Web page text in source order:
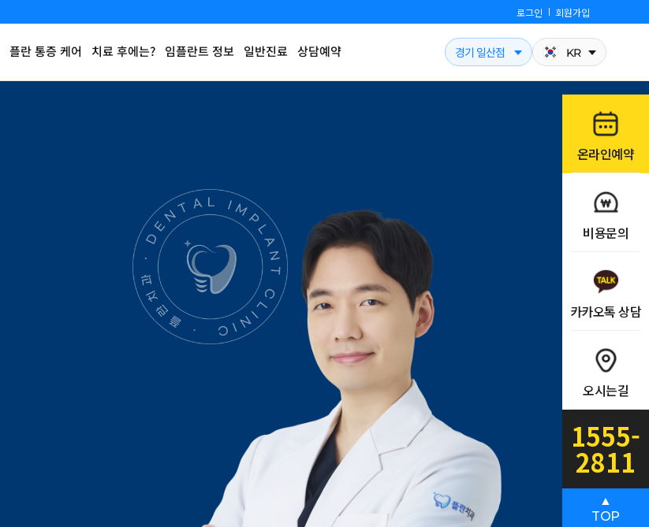
로그인 회원가입
플란 통증 케어 치료 후에는? 임플란트 정보 일반진료 상담예약 경기 일산점 KR
온라인예약
비용문의
카카오톡 상담
오시는길
1555-
2811
▲
TOP